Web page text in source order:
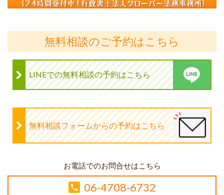
無料相談のご予約はこちら
LINEでの無料相談の予約はこちら
無料相談フォームからの予約はこちら
お電話でのお問合せはこちら
06-4708-6732